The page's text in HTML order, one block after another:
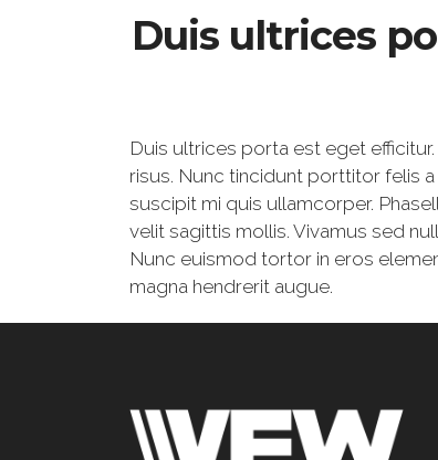
Duis ultrices
Duis ultrices porta est eget
risus. Nunc tincidunt porttitor felis
suscipit mi quis ullamcorper.
velit sagittis mollis. Vivamus sed
Nunc euismod tortor in eros
magna hendrerit augue.